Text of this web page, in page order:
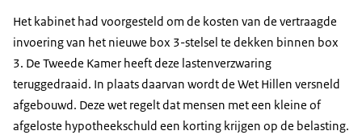
Het kabinet had voorgesteld om de kosten van de vertraagde
invoering van het nieuwe box 3-stelsel te dekken binnen box
3. De Tweede Kamer heeft deze lastenverzwaring
teruggedraaid. In plaats daarvan wordt de Wet Hillen versneld
afgebouwd. Deze wet regelt dat mensen met een kleine of
afgeloste hypotheekschuld een korting krijgen op de belasting.